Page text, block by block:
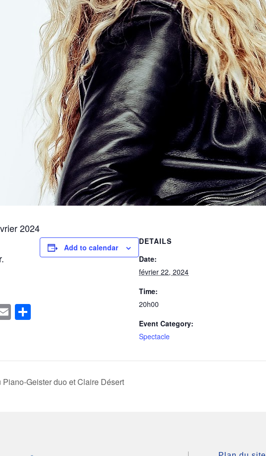
2024
Email
Add to calendar
DETAILS
Date:
février 22, 2024
Time:
20h00
Event Category:
Spectacle
Piano-Geister duo et Claire Désert